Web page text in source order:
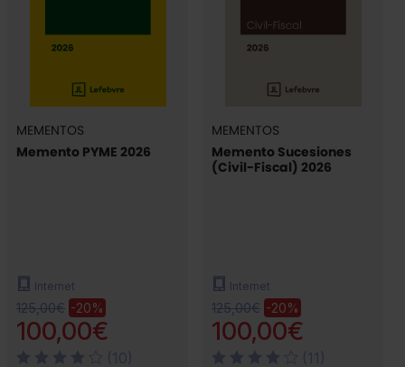
MEMENTOS
Memento PYME 2026
Internet
125,00€ -20%
100,00€
MEMENTOS
Memento Sucesiones
(Civil-Fiscal) 2026
Internet
125,00€ -20%
100,00€